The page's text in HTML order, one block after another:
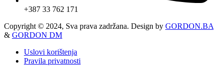
+387 33 762 171
Copyright © 2024, Sva prava zadržana. Design by GORDON.BA
& GORDON DM
Uslovi korištenja
Pravila privatnosti